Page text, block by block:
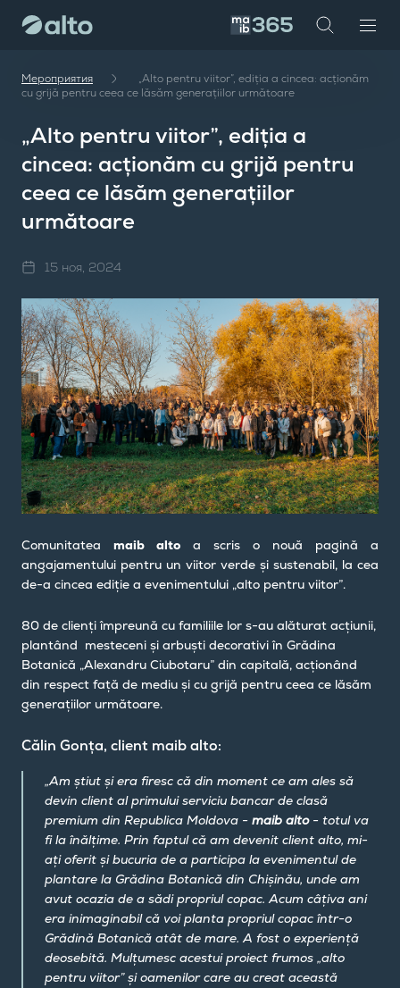
investor maib
Мероприятия
„Alto pentru viitor”, ediția a cincea: acționăm
cu grijă pentru ceea ce lăsăm generațiilor următoare
„Alto pentru viitor”, ediția a
cincea: acționăm cu grijă pentru
ceea ce lăsăm generațiilor
următoare
15 ноя, 2024
Comunitatea maib alto a scris o nouă pagină a
angajamentului pentru un viitor verde și sustenabil, la cea
de-a cincea ediție a evenimentului „alto pentru viitor”.
80 de clienți împreună cu familiile lor s-au alăturat acțiunii,
plantând mesteceni și arbuști decorativi în Grădina
Botanică „Alexandru Ciubotaru” din capitală, acționând
din respect față de mediu și cu grijă pentru ceea ce lăsăm
generațiilor următoare.
Călin Gonța, client maib alto:
„Am știut și era firesc că din moment ce am ales să
devin client al primului serviciu bancar de clasă
premium din Republica Moldova - maib alto- totul va
fi la înălțime. Prin faptul că am devenit client alto, mi-
ați oferit și bucuria de a participa la evenimentul de
plantare la Grădina Botanică din Chișinău, unde am
avut ocazia de a sădi propriul copac. Acum câțiva ani
era inimaginabil că voi planta propriul copac într-o
Grădină Botanică atât de mare. A fost o experiență
deosebită. Mulțumesc acestui proiect frumos „alto
pentru viitor” și oamenilor care au creat această